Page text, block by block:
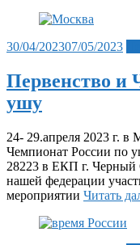
Posted
30/04/202307/05/2023
Первенство и
ушу
24- 29.апреля 2023 г.
Чемпионат России по
28223 в ЕКП г. Черный
нашей федерации
мероприятии Читать